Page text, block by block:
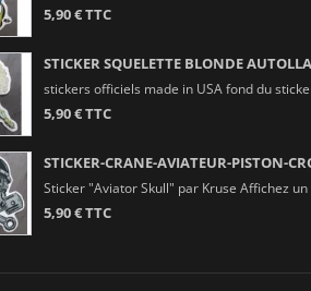
5,90 € TTC
STICKER SQUELETTE BLONDE
stickers officiels made in USA fond du
5,90 € TTC
STICKER-CRANE-AVIATEUR-PISTON-
Sticker "Aviator Skull" par Kruse Affichez un
5,90 € TTC